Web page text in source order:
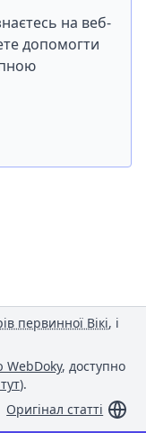
на веб-
допомогти
первинної Вікі, і
WebDoky, доступно
).
Оригінал статті